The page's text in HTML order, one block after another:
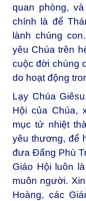
quan phòng,
chính là để
lành chúng
yêu Chúa trên
cuộc đời chúng
do hoạt động
Lạy Chúa
Hội của Chúa,
mục tử nhiệt
yêu thương, để
đưa Đấng Phù
Giáo Hội luôn
muôn người.
Hoàng, các